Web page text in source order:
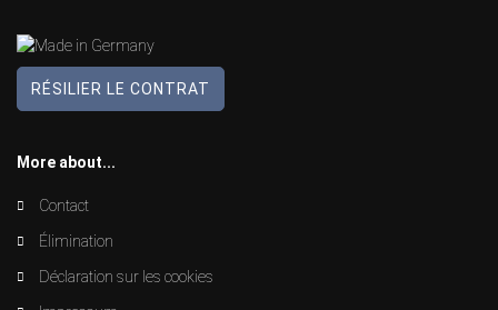
RÉSILIER LE CONTRAT
More about...
Contact
Élimination
Déclaration sur les cookies